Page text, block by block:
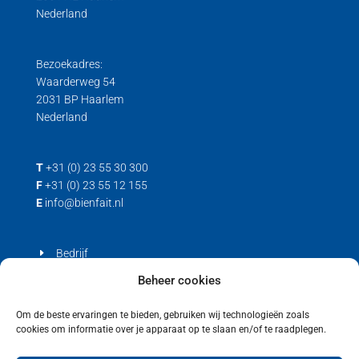
Beheer cookies
Om de beste ervaringen te bieden, gebruiken wij technologieën zoals
cookies om informatie over je apparaat op te slaan en/of te raadplegen.
Trek/druk kracht
Load cell voor trek- en drukkrachten
Nederland
Bezoekadres:
Waarderweg 54
2031 BP Haarlem
Nederland
T +31 (0) 23 55 30 300
F +31 (0) 23 55 12 155
E info@bienfait.nl
Bedrijf